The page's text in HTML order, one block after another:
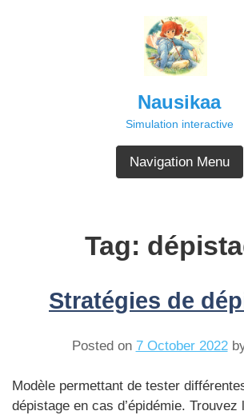
Nausikaa
Simulation interactive
Navigation Menu
Tag:
Stratégies de
Posted on 7 October 2022
Modèle permettant de tester
dépistage en cas d’épidémie. Trouvez